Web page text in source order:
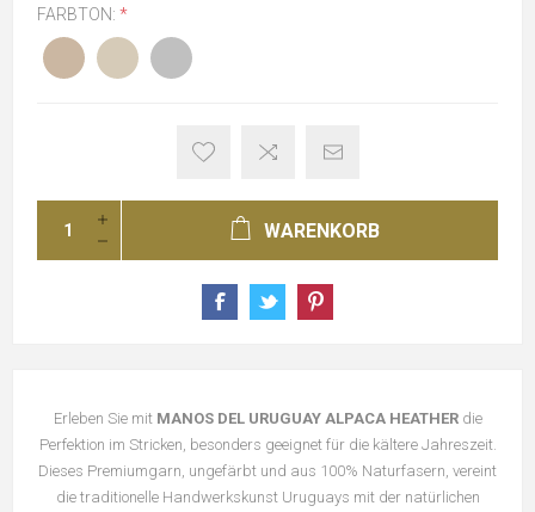
FARBTON: *
WARENKORB
Erleben Sie mit MANOS DEL URUGUAY ALPACA HEATHERdie
Perfektion im Stricken, besonders geeignet für die kältere Jahreszeit.
Dieses Premiumgarn, ungefärbt und aus 100% Naturfasern, vereint
die traditionelle Handwerkskunst Uruguays mit der natürlichen